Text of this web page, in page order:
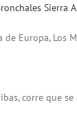
Sierra
Europa, Los
corre que se